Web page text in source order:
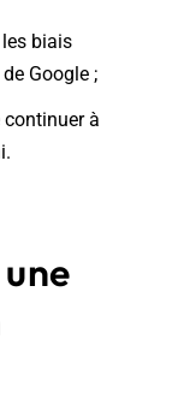
biais
Google ;
continuer à